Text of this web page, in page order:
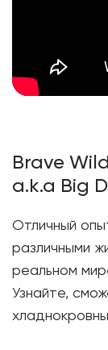
Brave
a.k.a Big
Отличный
различными
реальном
Узнайте,